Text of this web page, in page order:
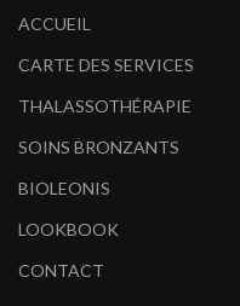
ACCUEIL
CARTE DES SERVICES
THALASSOTHÉRAPIE
SOINS BRONZANTS
BIOLEONIS
LOOKBOOK
CONTACT